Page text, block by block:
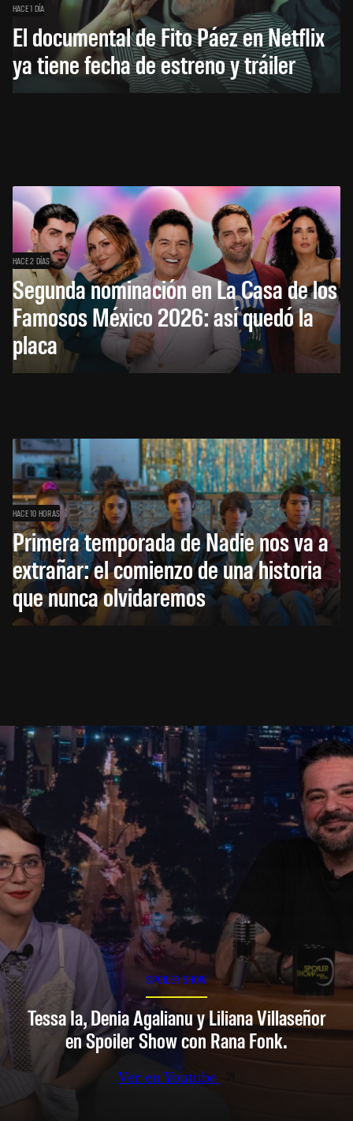
HACE 1 DÍA
El documental de Fito Páez en Netflix
ya tiene fecha de estreno y tráiler
HACE 2 DÍAS
Segunda nominación en La Casa de los
Famosos México 2026: así quedó la
placa
HACE 10 HORAS
Primera temporada de Nadie nos va a
extrañar: el comienzo de una historia
que nunca olvidaremos
SPOILER SHOW
Tessa Ia, Denia Agalianu y Liliana Villaseñor
en Spoiler Show con Rana Fonk.
Ver en Youtube